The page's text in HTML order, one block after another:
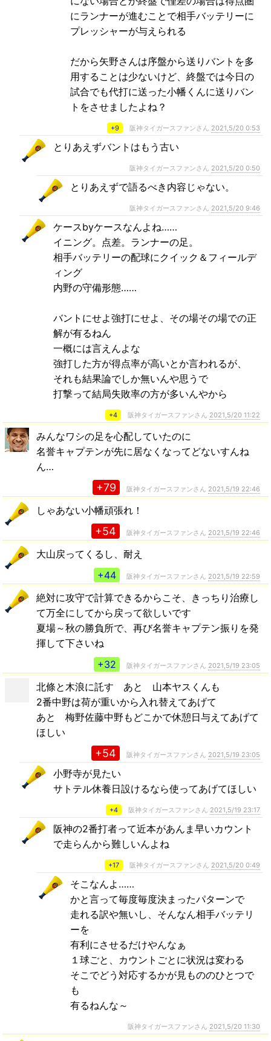
にランナーが進むことで相手バッテリーに
プレッシャーが与えられる
だから矢野さんは序盤から送りバントを多
用することは少ないけど、終盤では今日の
試合でも代打に送った小幡くんに送りバン
トをさせましたよね？
+9 阪神タイガースファンさん 2021,5/20 0:53
とりあえずバントはもう古い
阪神タイガースファンさん 2021,5/20 0:50
とりあえずで語るべき内容じゃない。
阪神タイガースファンさん 2021,5/20 9:46
ケースbyケースなんよね……
イニング。点差。ランナーの足。
相手バッテリーの配球にクイック＆フィールデ
ィング
内野の守備形態……
バントにせよ強打にせよ、その場その場での正
解が有るねん
一概には言えんよな
強打した方が得点率が高いとか言われるが、
それも結果論でしか無いんや思うで
打撃って結局失敗率の方が多いんやから
+4 阪神タイガースファンさん 2021,5/20 11:22
みんなワシの足を心配していたのに
名誉キャプテンが先に居なくなってどないすんね
ん…
+79 阪神タイガースファンさん 2021,5/19 22:46
しゃあない小幡頑張れ！
+54 阪神タイガースファンさん 2021,5/19 22:46
大山戻ってくるし、耐え
+44
阪神タイガースファンさん 2021,5/19 22:59
絶対に攻守で計算できるからこそ、きっちり治療し
て万全にしてから戻って欲しいです
夏場～秋の勝負所で、再び名誉キャプテン振りを発
揮して下さいね
+32
阪神タイガースファンさん 2021,5/19 23:05
北條と木浪に託す あと 山本ヤスくんも
2番中野は荷が重いから入れ替えてあげて
あと 梅野佐藤中野もどこかで休憩日与えてあげて
ほしい
+54 阪神タイガースファンさん 2021,5/19 23:05
小野寺が見たい
サトテル休養日設けるなら使ってあげてほしい
+4 阪神タイガースファンさん 2021,5/19 23:17
阪神の2番打者って近本があんま早いカウント
で走らんから難しいんよね
+17 阪神タイガースファンさん 2021,5/20 0:49
そこなんよ……
かと言って毎度毎度決まったパターンで
走れる訳や無いし、そんなん相手バッテリ
ーを
有利にさせるだけやんなぁ
１球ごと、カウントごとに状況は変わる
そこでどう対応するかが見もののひとつで
も
有るねんな～
阪神タイガースファンさん 2021,5/20 11:30